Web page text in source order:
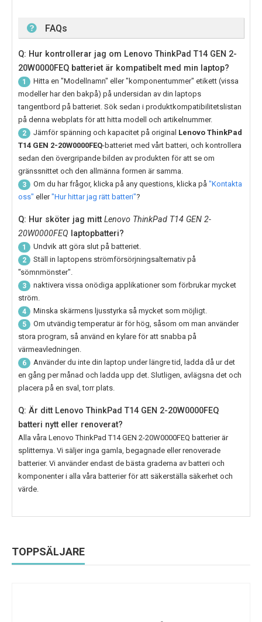
FAQs
Q: Hur kontrollerar jag om Lenovo ThinkPad T14 GEN 2-
20W0000FEQ batteriet är kompatibelt med min laptop?
1
Hitta en "Modellnamn" eller "komponentummer" etikett (vissa
modeller har den bakpå) på undersidan av din laptops
tangentbord på batteriet. Sök sedan i produktkompatibilitetslistan
på denna webplats för att hitta modell och artikelnummer.
2 Jämför spänning och kapacitet på original Lenovo ThinkPad
T14 GEN 2-20W0000FEQ-batteriet med vårt batteri, och kontrollera
sedan den övergripande bilden av produkten för att se om
gränssnittet och den allmänna formen är samma.
3 Om du har frågor, klicka på any questions, klicka på "Kontakta
oss" eller"Hur hittar jag rätt batteri"?
Q: Hur sköter jag mitt Lenovo ThinkPad T14 GEN 2-
20W0000FEQ laptopbatteri?
1 Undvik att göra slut på batteriet.
2
Ställ in laptopens strömförsörjningsalternativ på
"sömnmönster".
3
naktivera vissa onödiga applikationer som förbrukar mycket
ström.
4 Minska skärmens ljusstyrka så mycket som möjligt.
5
Om utvändig temperatur är för hög, såsom om man använder
stora program, så använd en kylare för att snabba på
värmeavledningen.
6
Använder du inte din laptop under längre tid, ladda då ur det
en gång per månad och ladda upp det. Slutligen, avlägsna det och
placera på en sval, torr plats.
Q: Är ditt Lenovo ThinkPad T14 GEN 2-20W0000FEQ
batteri nytt eller renoverat?
Alla våra Lenovo ThinkPad T14 GEN 2-20W0000FEQ batterier är
splitternya. Vi säljer inga gamla, begagnade eller renoverade
batterier. Vi använder endast de bästa graderna av batteri och
komponenter i alla våra batterier för att säkerställa säkerhet och
värde.
TOPPSÄLJARE